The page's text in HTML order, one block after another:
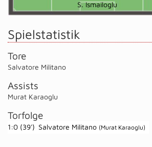
S. Ismailoglu
Spielstatistik
Tore
Salvatore Militano
Assists
Murat Karaoglu
Torfolge
1:0 (39') Salvatore Militano (Murat Karaoglu)